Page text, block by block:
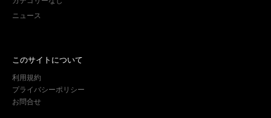
ニュース
このサイトについて
利用規約
プライバシーポリシー
お問合せ